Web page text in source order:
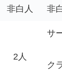
非白人 非
2人
サ
ク